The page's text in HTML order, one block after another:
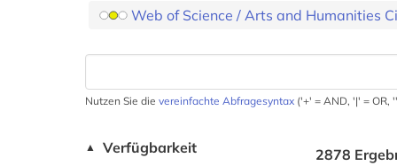
Web of Science / Arts and Humanities
Nutzen Sie die vereinfachte Abfragesyntax ('+' = AND, '|' = OR,
▲ Verfügbarkeit
2878